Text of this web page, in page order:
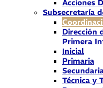
Acciones
Subsecretaría
Dirección
Primera
Inicial
Primaria
Técnica y